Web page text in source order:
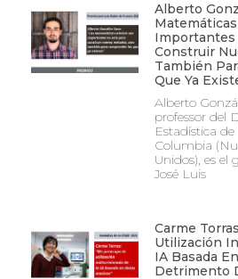
Alberto
Importantes
Construir
También
Que Ya
Alberto
professor del
Estadística
Columbia
Unidos), es el
José Luis
Carme
Utilización
IA Basada
Detrimento